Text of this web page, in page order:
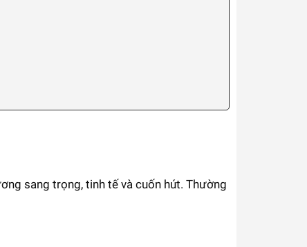
sang trọng, tinh tế và cuốn hút. Thường